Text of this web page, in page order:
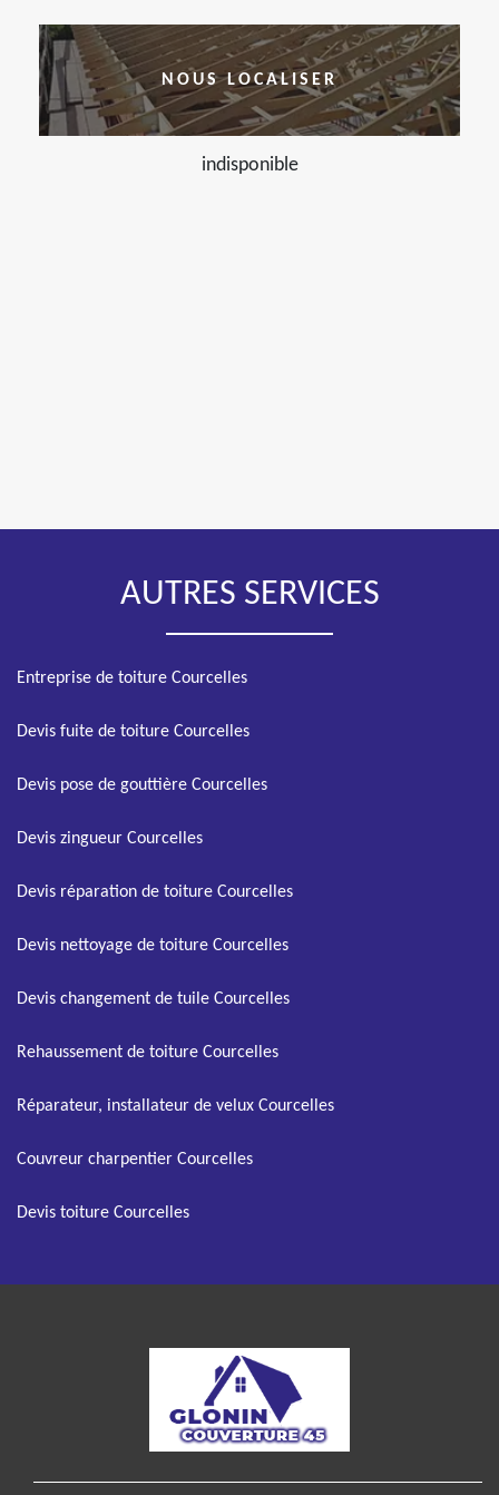
NOUS LOCALISER
indisponible
AUTRES SERVICES
Entreprise de toiture Courcelles
Devis fuite de toiture Courcelles
Devis pose de gouttière Courcelles
Devis zingueur Courcelles
Devis réparation de toiture Courcelles
Devis nettoyage de toiture Courcelles
Devis changement de tuile Courcelles
Rehaussement de toiture Courcelles
Réparateur, installateur de velux Courcelles
Couvreur charpentier Courcelles
Devis toiture Courcelles